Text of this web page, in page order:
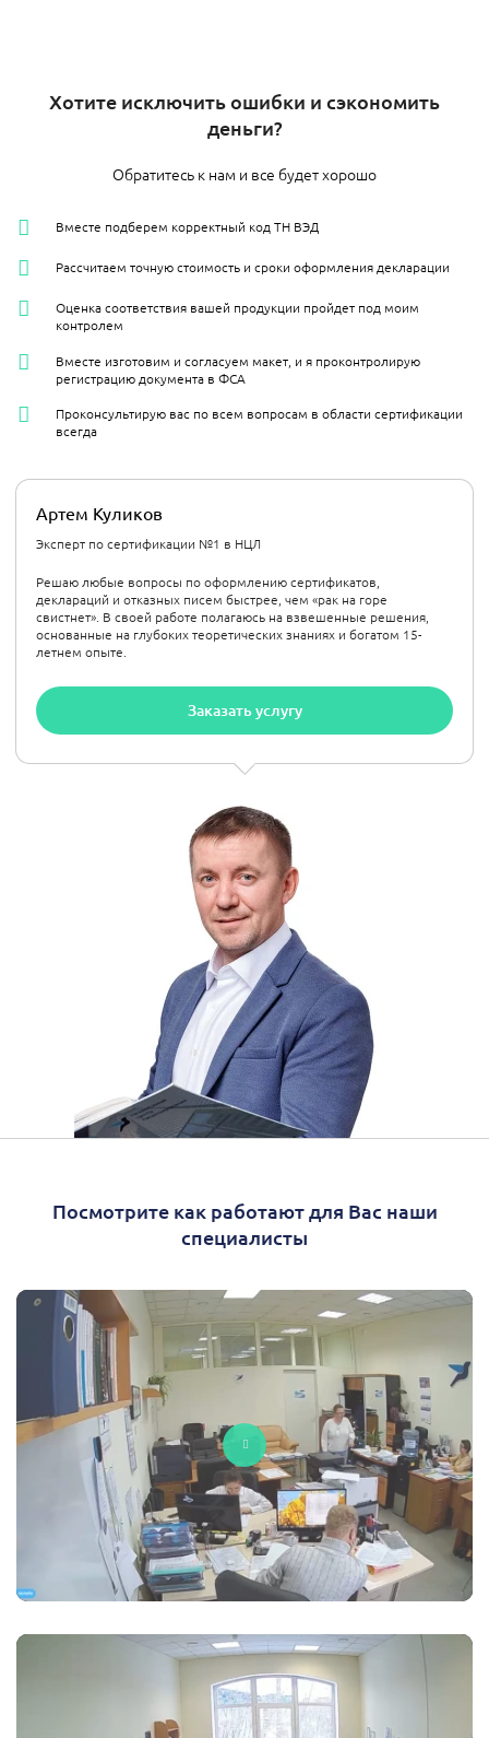
Хотите исключить ошибки и сэкономить
деньги?
Обратитесь к нам и все будет хорошо
Артем Куликов
Эксперт по сертификации №1 в НЦЛ
Решаю любые вопросы по оформлению сертификатов,
деклараций и отказных писем быстрее, чем «рак на горе
свистнет». В своей работе полагаюсь на взвешенные решения,
основанные на глубоких теоретических знаниях и богатом 15-
летнем опыте.
Заказать услугу
Вместе подберем корректный код ТН ВЭД
Рассчитаем точную стоимость и сроки оформления декларации
Оценка соответствия вашей продукции пройдет под моим
контролем
Вместе изготовим и согласуем макет, и я проконтролирую
регистрацию документа в ФСА
Проконсультирую вас по всем вопросам в области сертификации
всегда
Посмотрите как работают для Вас наши
специалисты